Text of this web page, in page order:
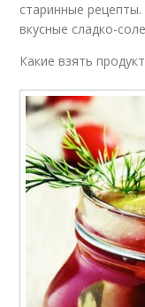
старинные
вкусные сладко-
Какие взять